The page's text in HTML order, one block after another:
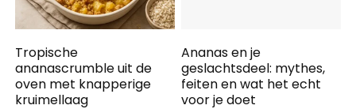
Tropische
ananascrumble uit de
oven met knapperige
kruimellaag
Ananas en je
geslachtsdeel: mythes,
feiten en wat het echt
voor je doet